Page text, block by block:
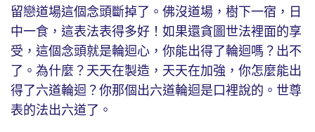
留戀道場這個念頭斷掉了。佛沒道場，樹下一宿，日
中一食，這表法表得多好！如果還貪圖世法裡面的享
受，這個念頭就是輪迴心，你能出得了輪迴嗎？出不
了。為什麼？天天在製造，天天在加強，你怎麼能出
得了六道輪迴？你那個出六道輪迴是口裡說的。世尊
表的法出六道了。